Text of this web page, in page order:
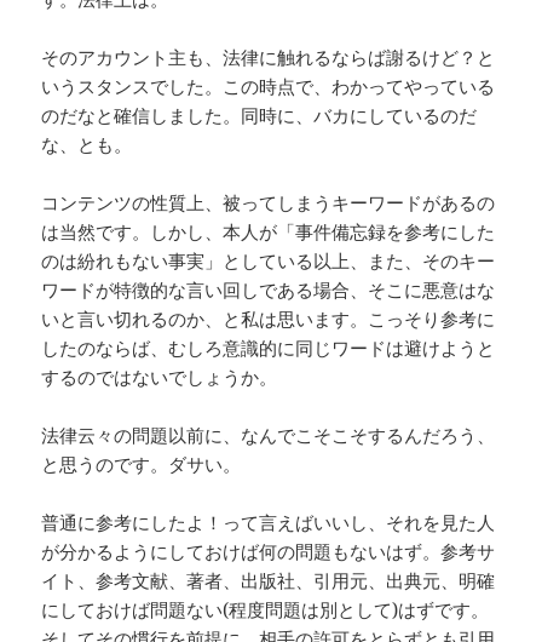
そのアカウント主も、法律に触れるならば謝るけど？と
いうスタンスでした。この時点で、わかってやっている
のだなと確信しました。同時に、バカにしているのだ
な、とも。
コンテンツの性質上、被ってしまうキーワードがあるの
は当然です。しかし、本人が「事件備忘録を参考にした
のは紛れもない事実」としている以上、また、そのキー
ワードが特徴的な言い回しである場合、そこに悪意はな
いと言い切れるのか、と私は思います。こっそり参考に
したのならば、むしろ意識的に同じワードは避けようと
するのではないでしょうか。
法律云々の問題以前に、なんでこそこそするんだろう、
と思うのです。ダサい。
普通に参考にしたよ！って言えばいいし、それを見た人
が分かるようにしておけば何の問題もないはず。参考サ
イト、参考文献、著者、出版社、引用元、出典元、明確
にしておけば問題ない(程度問題は別として)はずです。